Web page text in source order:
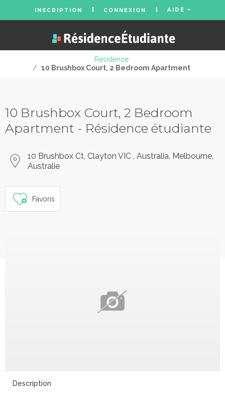
INSCRIPTION CONNEXION AIDE
Residence
/ 10 Brushbox Court, 2 Bedroom Apartment
10 Brushbox Court, 2 Bedroom
Apartment - Résidence étudiante
10 Brushbox Ct, Clayton VIC , Australia, Melbourne,
Australie
Favoris
Description